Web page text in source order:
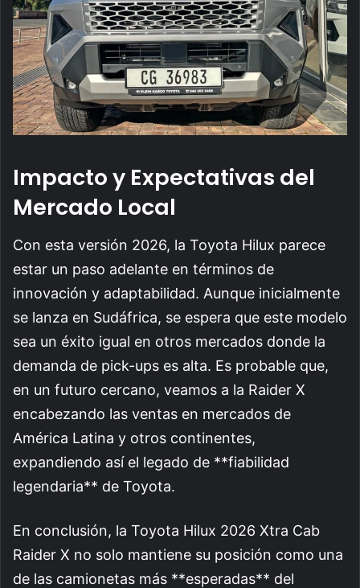
Impacto y Expectativas del
Mercado Local
Con esta versión 2026, la Toyota Hilux parece
estar un paso adelante en términos de
innovación y adaptabilidad. Aunque inicialmente
se lanza en Sudáfrica, se espera que este modelo
sea un éxito igual en otros mercados donde la
demanda de pick-ups es alta. Es probable que,
en un futuro cercano, veamos a la Raider X
encabezando las ventas en mercados de
América Latina y otros continentes,
expandiendo así el legado de **fiabilidad
legendaria** de Toyota.
En conclusión, la Toyota Hilux 2026 Xtra Cab
Raider X no solo mantiene su posición como una
de las camionetas más **esperadas** del